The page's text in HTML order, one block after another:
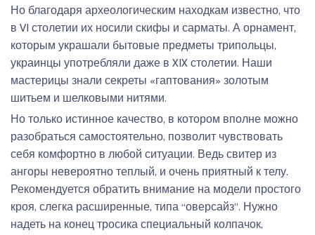
Но благодаря археологическим находкам известно, что
в VI столетии их носили скифы и сарматы. А орнамент,
которым украшали бытовые предметы трипольцы,
украинцы употребляли даже в XIX столетии. Наши
мастерицы знали секреты «гаптования» золотым
шитьем и шелковыми нитями.
Но только истинное качество, в котором вполне можно
разобраться самостоятельно, позволит чувствовать
себя комфортно в любой ситуации. Ведь свитер из
ангоры невероятно теплый, и очень приятный к телу.
Рекомендуется обратить внимание на модели простого
кроя, слегка расширенные, типа “оверсайз”. Нужно
надеть на конец тросика специальный колпачок,